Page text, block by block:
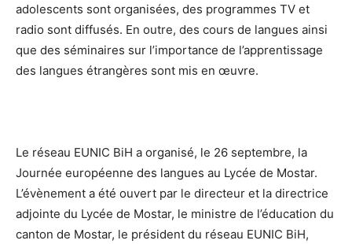
adolescents sont organisées, des programmes TV et
radio sont diffusés. En outre, des cours de langues ainsi
que des séminaires sur l’importance de l’apprentissage
des langues étrangères sont mis en œuvre.
Le réseau EUNIC BiH a organisé, le 26 septembre, la
Journée européenne des langues au Lycée de Mostar.
L’évènement a été ouvert par le directeur et la directrice
adjointe du Lycée de Mostar, le ministre de l’éducation du
canton de Mostar, le président du réseau EUNIC BiH,